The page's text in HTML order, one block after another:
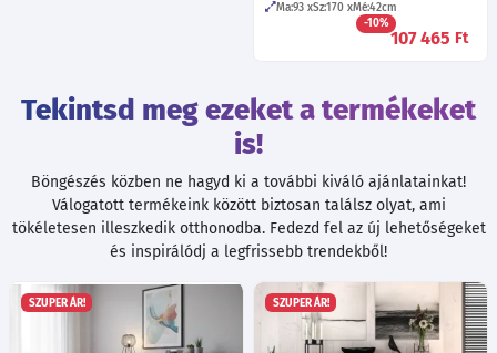
Ma:93 Sz:170 Mé:42cm
-10%
107 465 Ft
Tekintsd meg ezeket a termékeket
is!
Böngészés közben ne hagyd ki a további kiváló ajánlatainkat!
Válogatott termékeink között biztosan találsz olyat, ami
tökéletesen illeszkedik otthonodba. Fedezd fel az új lehetőségeket
és inspirálódj a legfrissebb trendekből!
SZUPER ÁR! SZUPER ÁR!